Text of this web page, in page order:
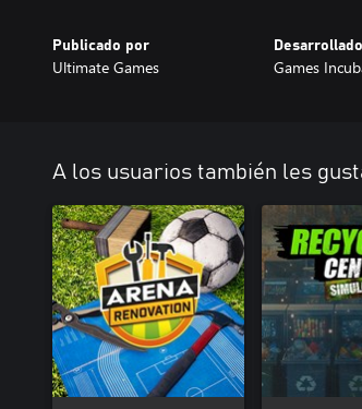
Publicado por
Ultimate Games Games
A los usuarios también les